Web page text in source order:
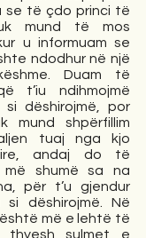
se të çdo princi të
mund të mos
u informuam se
ndodhur në një
Duam të
t’iu ndihmojmë
si dëshirojmë, por
mund shpërfillim
tuaj nga kjo
andaj do të
më shumë sa na
për t’u gjendur
dëshirojmë. Në
më e lehtë të
thyesh sulmet e